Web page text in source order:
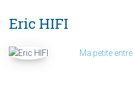
Eric HIFI
Ma petite